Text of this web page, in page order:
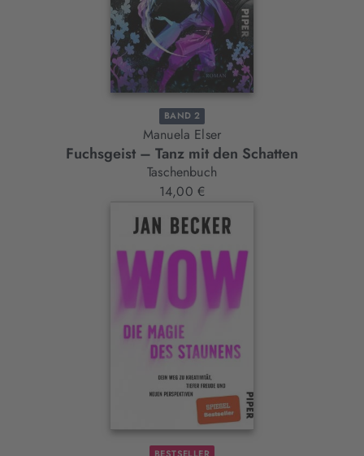
BAND 2
Manuela Elser
Fuchsgeist – Tanz mit den Schatten
Taschenbuch
14,00 €
BESTSELLER